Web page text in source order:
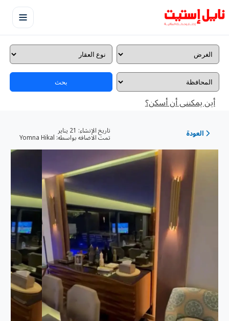
بحث
أين يمكننى أن أسكن؟
العودة تاريخ الإنشاء:
تمت الاضافه بواسطه: Yomna Hikal